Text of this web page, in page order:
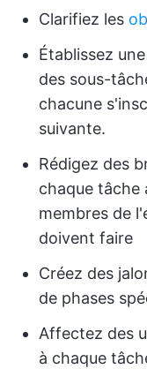
Clarifiez les
Établissez
des sous-
chacune
suivante.
Rédigez des
chaque tâche
membres de
doivent faire
Créez des
de phases
Affectez des
à chaque